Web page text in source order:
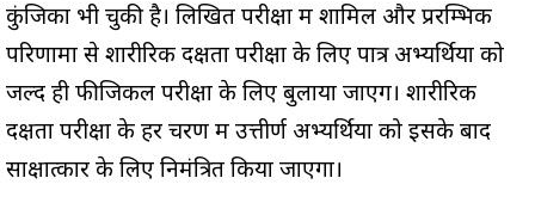
कुंजिका भी चुकी है। लिखित परीक्षा में शामिल और प्ररम्भिक
परिणामों से शारीरिक दक्षता परीक्षा के लिए पात्र अभ्यर्थियों को
जल्द ही फीजिकल परीक्षा के लिए बुलाया जाएग। शारीरिक
दक्षता परीक्षा के हर चरण में उत्तीर्ण अभ्यर्थियों को इसके बाद
साक्षात्कार के लिए निमंत्रित किया जाएगा।